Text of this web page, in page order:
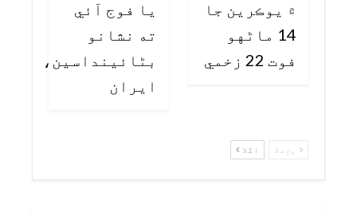
۾ يوڪرين جا
14 ماڻهو
فوت 22 زخمي
يا فوج آئي
ته نشانو
بڻائينداسين،
ايران
پچھلا اگلا